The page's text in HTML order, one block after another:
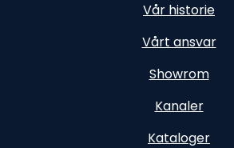
Vår historie
Vårt ansvar
Showrom
Kanaler
Kataloger